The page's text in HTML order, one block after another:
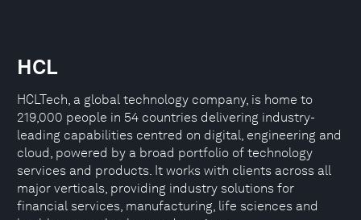
HCL
HCLTech, a global technology company, is home to
219,000 people in 54 countries delivering industry-
leading capabilities centred on digital, engineering and
cloud, powered by a broad portfolio of technology
services and products. It works with clients across all
major verticals, providing industry solutions for
financial services, manufacturing, life sciences and